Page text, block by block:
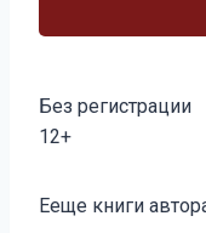
Без регистрации
12+
записи:
Ееще книги